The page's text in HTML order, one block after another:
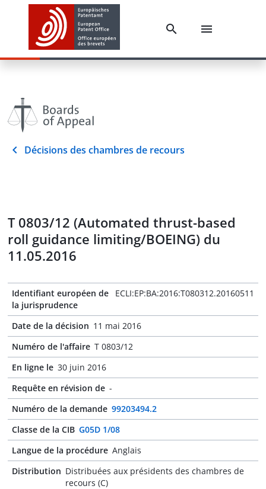
Décisions des chambres de recours
T 0803/12 (Automated thrust-based
roll guidance limiting/BOEING) du
11.05.2016
Identifiant européen de
la jurisprudence
ECLI:EP:BA:2016:T080312.20160511
Date de la décision 11 mai 2016
Numéro de l'affaire T 0803/12
En ligne le 30 juin 2016
Requête en révision de -
Numéro de la demande 99203494.2
Classe de la CIB G05D 1/08
Langue de la procédure Anglais
Distribution Distribuées aux présidents des chambres de
recours (C)